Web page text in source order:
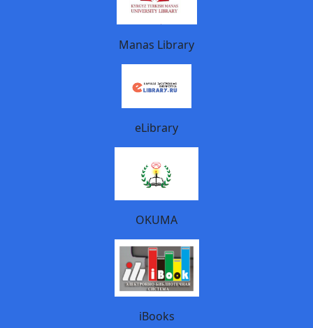
Manas Library
eLibrary
OKUMA
iBooks